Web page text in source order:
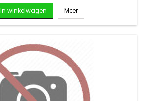
In winkelwagen Meer